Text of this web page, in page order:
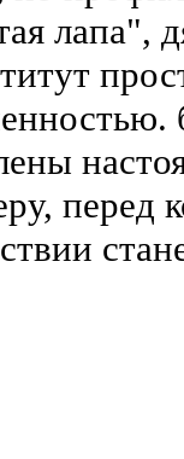
лапа",
перед